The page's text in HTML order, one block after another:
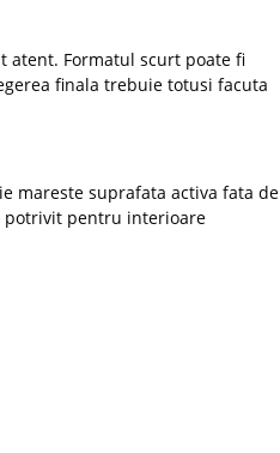
atent. Formatul scurt poate fi
finala trebuie totusi facuta
mareste suprafata activa fata de
potrivit pentru interioare